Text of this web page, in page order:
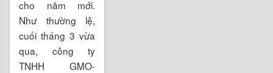
cho năm mới.
Như thường lệ,
cuối tháng 3 vừa
qua, công ty
TNHH GMO-